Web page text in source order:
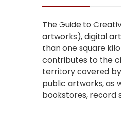
The Guide to
artworks), digital
than one square
contributes to the
territory covered
public artworks, as
bookstores, record